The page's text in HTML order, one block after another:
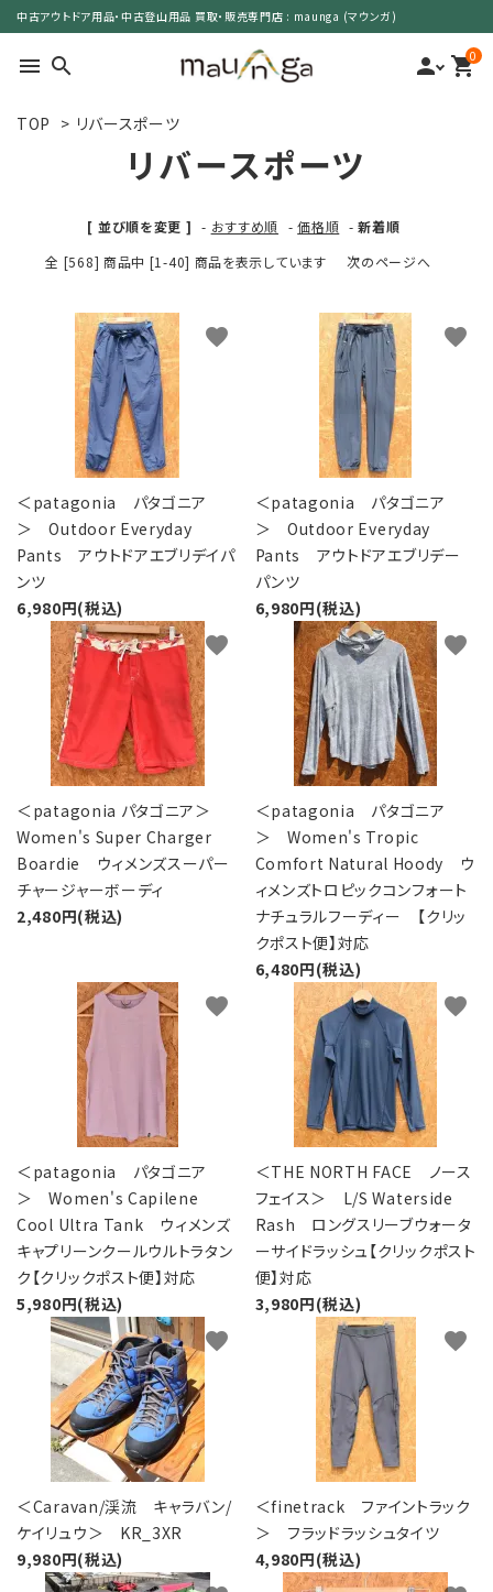
中古アウトドア用品・中古登山用品 買取・販売専門店 : maunga (マウンガ)
menu search person 0
shopping_cart
search
サイズで選ぶ
特集で選ぶ
価格で選ぶ
買取案内
レンタル・修理
店舗情報
POLICY
INFORMATION
ACCOUNT MENU
ようこそ ゲスト 様
meeting_room ログイン person 新規会員登録
TOP > リバースポーツ
リバースポーツ
[ 並び順を変更 ] - おすすめ順 -価格順 -新着順
全 [568] 商品中 [1-40] 商品を表示しています
次のページへ
＜patagonia パタゴニア
＞ Outdoor Everyday
Pants アウトドアエブリデイパ
ンツ
6,980円(税込)
favorite
＜patagonia パタゴニア
＞ Outdoor Everyday
Pants アウトドアエブリデー
パンツ
6,980円(税込)
favorite
＜patagonia パタゴニア＞
Women's Super Charger
Boardie ウィメンズスーパー
チャージャーボーディ
2,480円(税込)
favorite
＜patagonia パタゴニア
＞ Women's Tropic
Comfort Natural Hoody ウ
ィメンズトロピックコンフォート
ナチュラルフーディー 【クリッ
クポスト便】対応
6,480円(税込)
favorite
＜patagonia パタゴニア
＞ Women's Capilene
Cool Ultra Tank ウィメンズ
キャプリーンクールウルトラタン
ク【クリックポスト便】対応
5,980円(税込)
favorite
＜THE NORTH FACE ノース
フェイス＞ L/S Waterside
Rash ロングスリーブウォータ
ーサイドラッシュ【クリックポスト
便】対応
3,980円(税込)
favorite
＜Caravan/渓流 キャラバン/
ケイリュウ＞ KR_3XR
9,980円(税込)
favorite
＜finetrack ファイントラック
＞ フラッドラッシュタイツ
4,980円(税込)
favorite